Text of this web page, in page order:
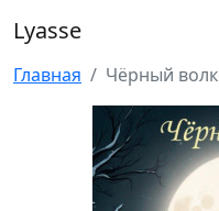
Lyasse
Главная Чёрный волк